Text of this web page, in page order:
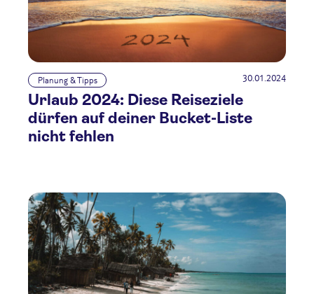
Planung & Tipps 30.01.2024
Urlaub 2024: Diese Reiseziele
dürfen auf deiner Bucket-Liste
nicht fehlen